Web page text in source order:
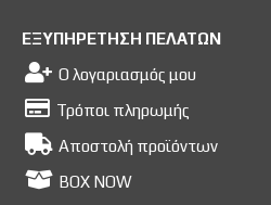
ΕΞΥΠΗΡΕΤΗΣΗ ΠΕΛΑΤΩΝ
Ο λογαριασμός μου
Τρόποι πληρωμής
Αποστολή προϊόντων
BOX NOW